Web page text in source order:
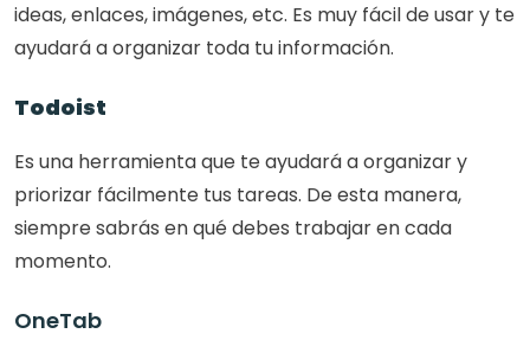
ideas, enlaces, imágenes, etc. Es muy fácil de usar y te
ayudará a organizar toda tu información.
Todoist
Es una herramienta que te ayudará a organizar y
priorizar fácilmente tus tareas. De esta manera,
siempre sabrás en qué debes trabajar en cada
momento.
OneTab